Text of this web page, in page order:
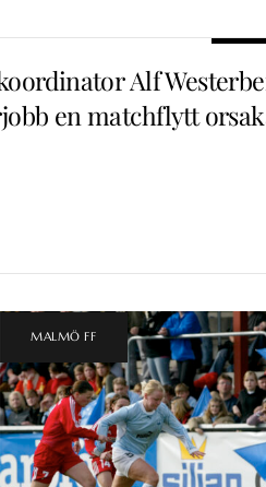
Alf
en matchflytt
MALMÖ FF